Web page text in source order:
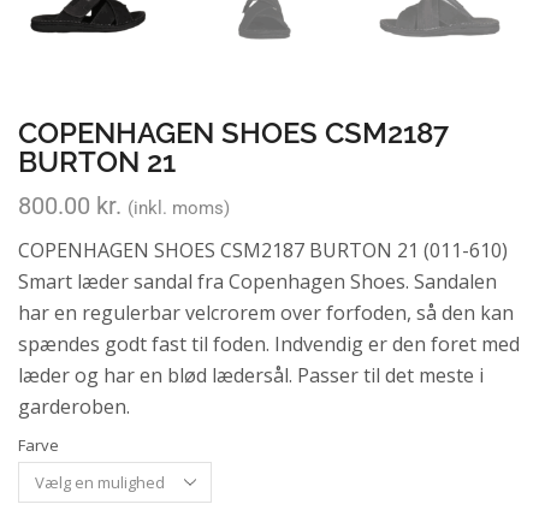
COPENHAGEN SHOES CSM2187
BURTON 21
800.00 kr. (inkl. moms)
COPENHAGEN SHOES CSM2187 BURTON 21 (011-610)
Smart læder sandal fra Copenhagen Shoes. Sandalen
har en regulerbar velcrorem over forfoden, så den kan
spændes godt fast til foden. Indvendig er den foret med
læder og har en blød lædersål. Passer til det meste i
garderoben.
Farve